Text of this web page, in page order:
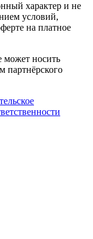
характер и не
условий,
на платное
может носить
партнёрского